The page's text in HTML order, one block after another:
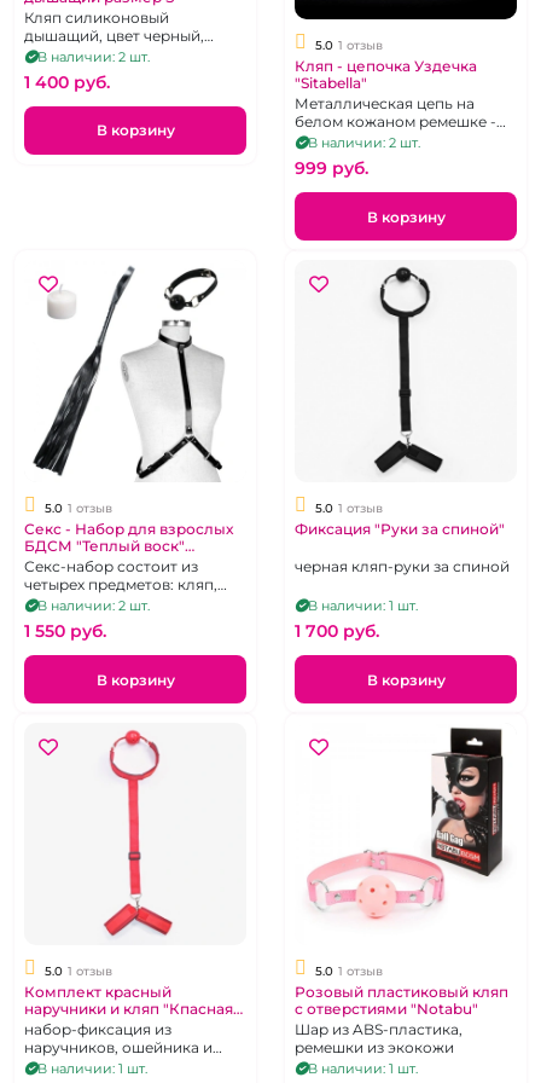
Кляп силиконовый
дышащий, цвет черный,
ремешок: силикон черного
цвета, приятный на ощупь,
размер:S
В наличии: 2 шт.
1 400 pуб.
В корзину
5.0 1 отзыв
Кляп - цепочка Уздечка
"Sitabella"
Металлическая цепь на
белом кожаном ремешке -
удила для ПониПлей
В наличии: 2 шт.
999 pуб.
В корзину
5.0 1 отзыв
Секс - Набор для взрослых
БДСМ "Теплый воск"
черный кляп, плеть,
портупея, свеча
Секс-набор состоит из
четырех предметов: кляп,
свеча, плеть из экокожи,
портупея
В наличии: 2 шт.
1 550 pуб.
В корзину
5.0 1 отзыв
Фиксация "Руки за спиной"
черная кляп-руки за спиной
В наличии: 1 шт.
1 700 pуб.
В корзину
5.0 1 отзыв
Комплект красный
наручники и кляп "Кпасная
Линия"
набор-фиксация из
наручников, ошейника и
кляпа красного цвета
В наличии: 1 шт.
5.0 1 отзыв
Розовый пластиковый кляп
с отверстиями "Notabu"
Шар из ABS-пластика,
ремешки из экокожи
В наличии: 1 шт.